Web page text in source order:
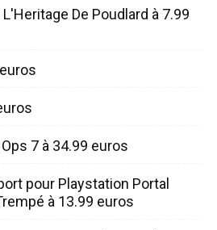
De Poudlard à 7.99
7 à 34.99 euros
pour Playstation Portal
à 13.99 euros